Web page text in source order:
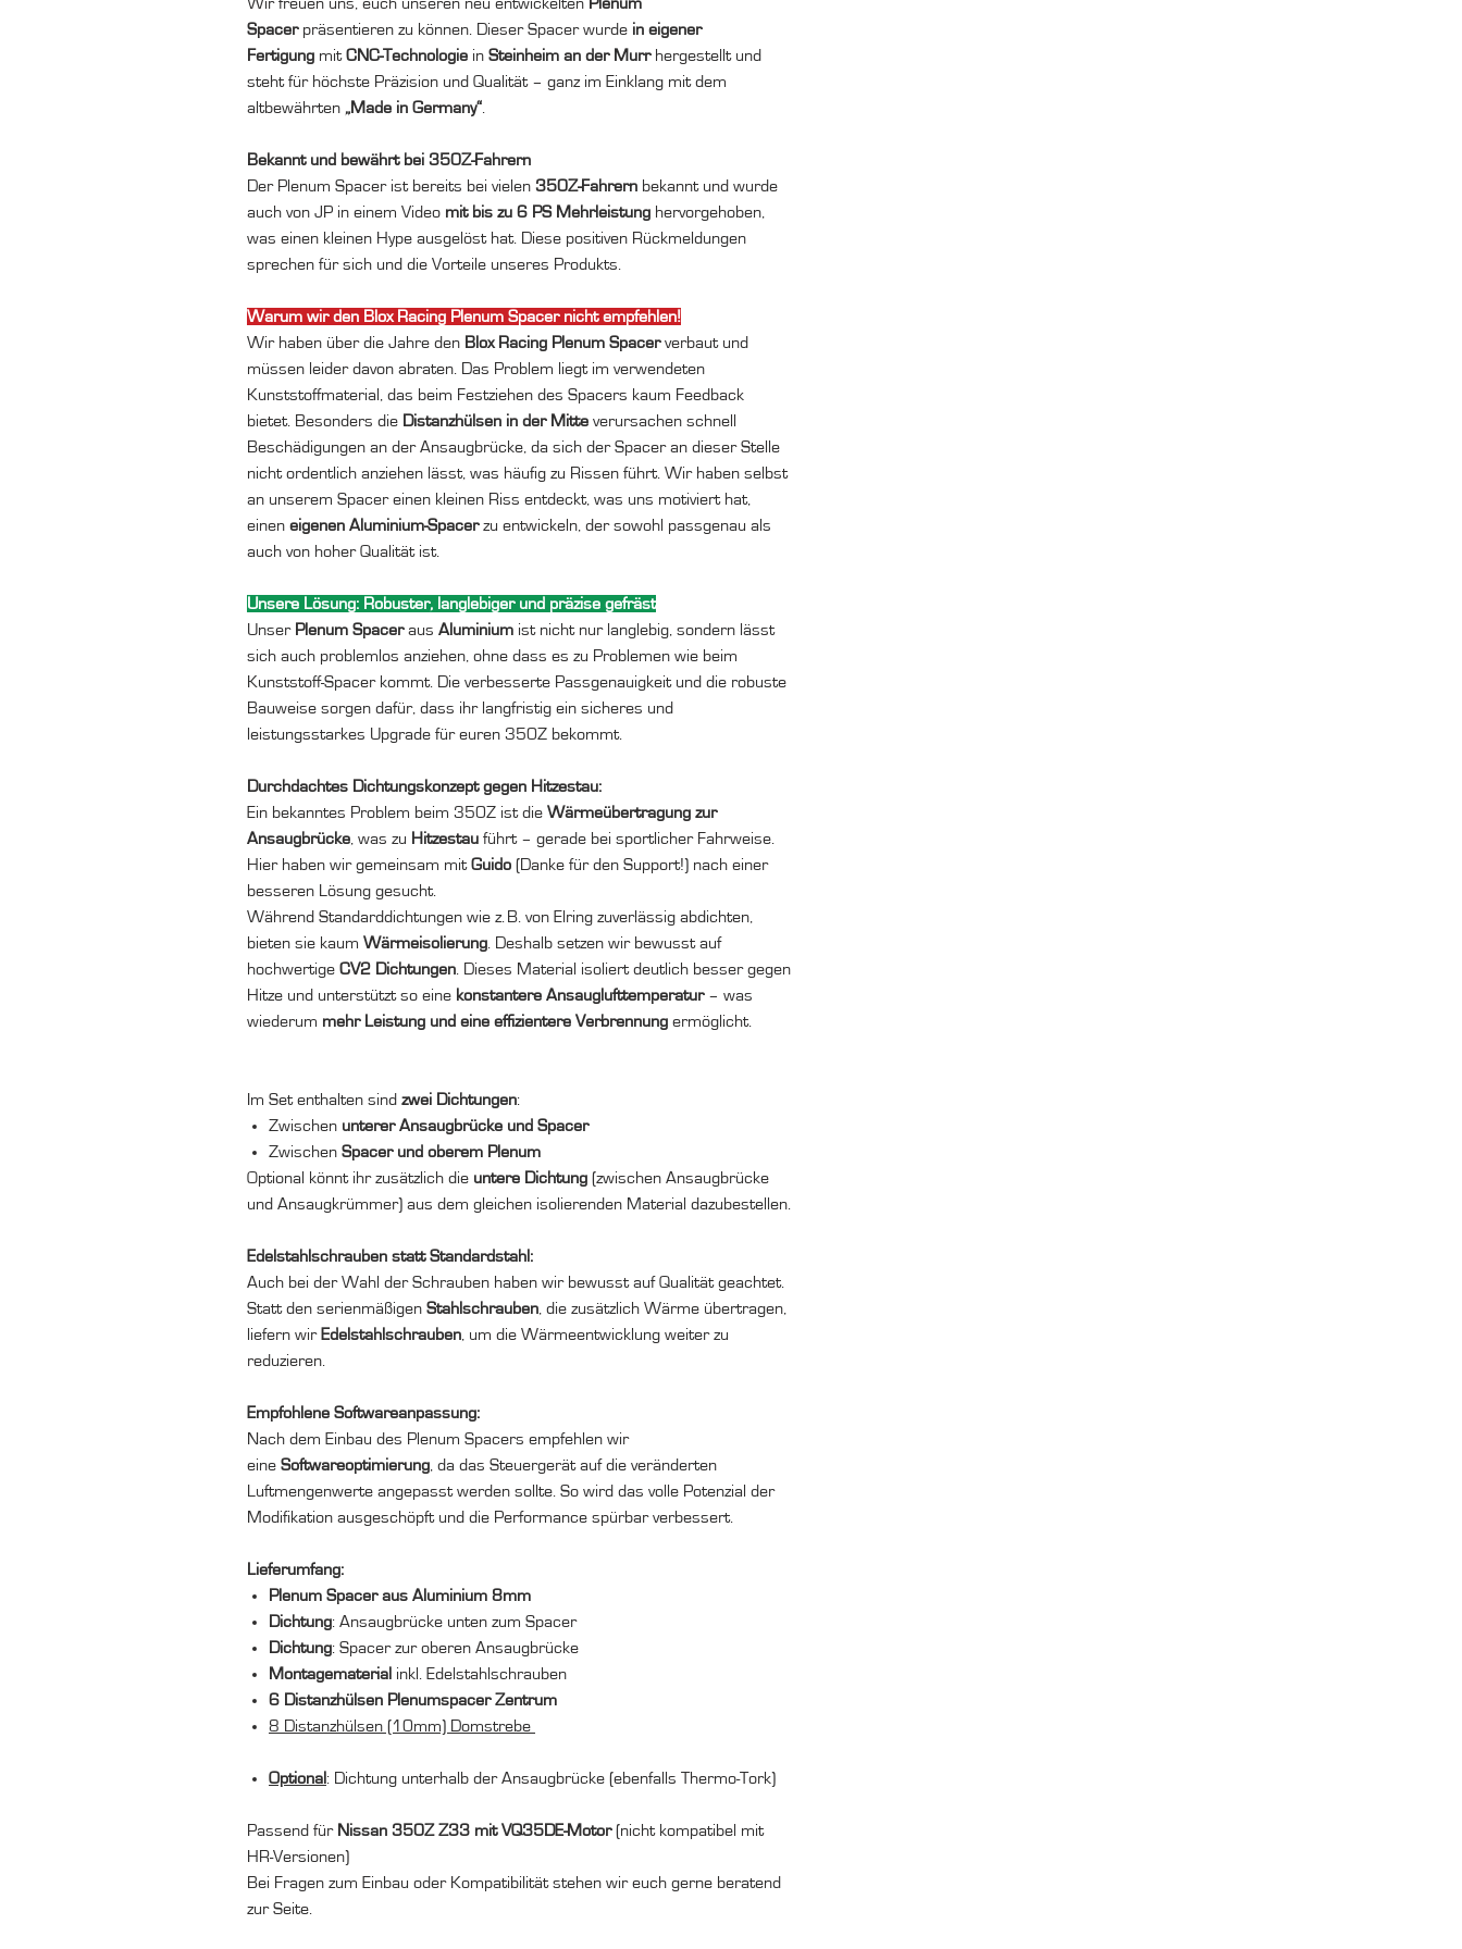
Spacerpräsentieren zu können. Dieser Spacer wurde in eigener
Fertigung mitCNC-Technologie in Steinheim an der Murrhergestellt und
steht für höchste Präzision und Qualität – ganz im Einklang mit dem
altbewährten „Made in Germany“
Bekannt und bewährt bei 350Z-Fahrern
Der Plenum Spacer ist bereits bei vielen 350Z-Fahrern bekannt und wurde
auch von JP in einem Video mit bis zu 6 PS Mehrleistung hervorgehoben,
was einen kleinen Hype ausgelöst hat. Diese positiven Rückmeldungen
sprechen für sich und die Vorteile unseres Produkts.
Warum wir den Blox Racing Plenum Spacer nicht empfehlen!
Wir haben über die Jahre den Blox Racing Plenum Spacerverbaut und
müssen leider davon abraten. Das Problem liegt im verwendeten
Kunststoffmaterial, das beim Festziehen des Spacers kaum Feedback
bietet. Besonders die Distanzhülsen in der Mitte verursachen schnell
Beschädigungen an der Ansaugbrücke, da sich der Spacer an dieser Stelle
nicht ordentlich anziehen lässt, was häufig zu Rissen führt. Wir haben selbst
an unserem Spacer einen kleinen Riss entdeckt, was uns motiviert hat,
einen eigenen Aluminium-Spacerzu entwickeln, der sowohl passgenau als
auch von hoher Qualität ist.
Unsere Lösung: Robuster, langlebiger und präzise gefräst
Unser Plenum Spaceraus Aluminium ist nicht nur langlebig, sondern lässt
sich auch problemlos anziehen, ohne dass es zu Problemen wie beim
Kunststoff-Spacer kommt. Die verbesserte Passgenauigkeit und die robuste
Bauweise sorgen dafür, dass ihr langfristig ein sicheres und
leistungsstarkes Upgrade für euren 350Z bekommt.
Durchdachtes Dichtungskonzept gegen Hitzestau:
Ein bekanntes Problem beim 350Z ist die Wärmeübertragung zur
Ansaugbrücke , was zu Hitzestau führt – gerade bei sportlicher Fahrweise.
Hier haben wir gemeinsam mitGuido (Danke für den Support!) nach einer
besseren Lösung gesucht.
Während Standarddichtungen wie z. B. von Elring zuverlässig abdichten,
bieten sie kaum Wärmeisolierung . Deshalb setzen wir bewusst auf
hochwertige CV2 Dichtungen . Dieses Material isoliert deutlich besser gegen
Hitze und unterstützt so eine konstantere Ansauglufttemperatur– was
wiederum mehr Leistung und eine effizientere Verbrennung ermöglicht.
Im Set enthalten sind zwei Dichtungen:
Zwischen unterer Ansaugbrücke und Spacer
Zwischen Spacer und oberem Plenum
Optional könnt ihr zusätzlich die untere Dichtung (zwischen Ansaugbrücke
und Ansaugkrümmer) aus dem gleichen isolierenden Material dazubestellen.
Edelstahlschrauben statt Standardstahl:
Auch bei der Wahl der Schrauben haben wir bewusst auf Qualität geachtet.
Statt den serienmäßigen Stahlschrauben , die zusätzlich Wärme übertragen,
liefern wir Edelstahlschrauben , um die Wärmeentwicklung weiter zu
reduzieren.
Empfohlene Softwareanpassung:
Nach dem Einbau des Plenum Spacers empfehlen wir
eine Softwareoptimierung , da das Steuergerät auf die veränderten
Luftmengenwerte angepasst werden sollte. So wird das volle Potenzial der
Modifikation ausgeschöpft und die Performance spürbar verbessert.
Lieferumfang:
Plenum Spacer aus Aluminium 8mm
Dichtung: Ansaugbrücke unten zum Spacer
Dichtung: Spacer zur oberen Ansaugbrücke
Montagematerial inkl. Edelstahlschrauben
6 Distanzhülsen Plenumspacer Zentrum
8 Distanzhülsen (10mm) Domstrebe
Optional : Dichtung unterhalb der Ansaugbrücke (ebenfalls Thermo-Tork)
Passend für Nissan 350Z Z33 mit VQ35DE-Motor(nicht kompatibel mit
HR-Versionen)
Bei Fragen zum Einbau oder Kompatibilität stehen wir euch gerne beratend
zur Seite.